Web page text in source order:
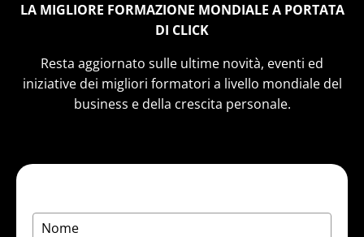
LA MIGLIORE FORMAZIONE MONDIALE A PORTATA
DI CLICK
Resta aggiornato sulle ultime novità, eventi ed
iniziative dei migliori formatori a livello mondiale del
business e della crescita personale.